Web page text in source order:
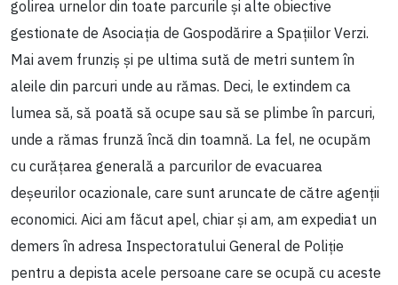
golirea urnelor din toate parcurile și alte obiective
gestionate de Asociația de Gospodărire a Spațiilor Verzi.
Mai avem frunziș și pe ultima sută de metri suntem în
aleile din parcuri unde au rămas. Deci, le extindem ca
lumea să, să poată să ocupe sau să se plimbe în parcuri,
unde a rămas frunză încă din toamnă. La fel, ne ocupăm
cu curățarea generală a parcurilor de evacuarea
deșeurilor ocazionale, care sunt aruncate de către agenții
economici. Aici am făcut apel, chiar și am, am expediat un
demers în adresa Inspectoratului General de Poliție
pentru a depista acele persoane care se ocupă cu aceste